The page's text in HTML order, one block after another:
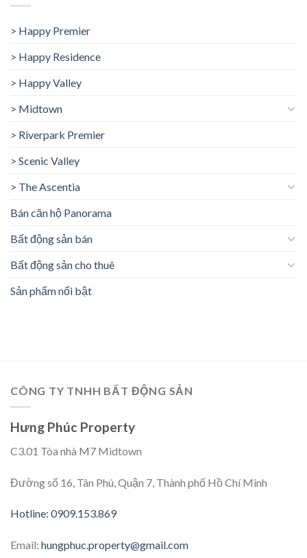
> Happy Premier
> Happy Residence
> Happy Valley
> Midtown
> Riverpark Premier
> Scenic Valley
> The Ascentia
Bán căn hộ Panorama
Bất động sản bán
Bất động sản cho thuê
Sản phẩm nổi bật
CÔNG TY TNHH BẤT ĐỘNG SẢN
Hưng Phúc Property
C3.01 Tòa nhà M7 Midtown
Đường số 16, Tân Phú, Quận 7, Thành phố Hồ Chí Minh
Hotline: 0909.153.869
Email: hungphuc.property@gmail.com